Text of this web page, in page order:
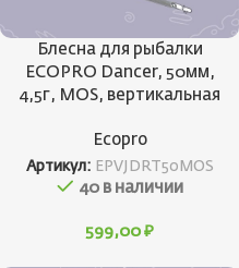
Блесна для рыбалки
ECOPRO Dancer, 50мм,
4,5г, MOS, вертикальная
Ecopro
Артикул: EPVJDRT50MOS
40 в наличии
599,00 ₽